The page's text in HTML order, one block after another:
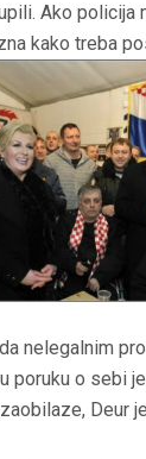
Ako policija
kako treba
nelegalnim
poruku o sebi
Deur